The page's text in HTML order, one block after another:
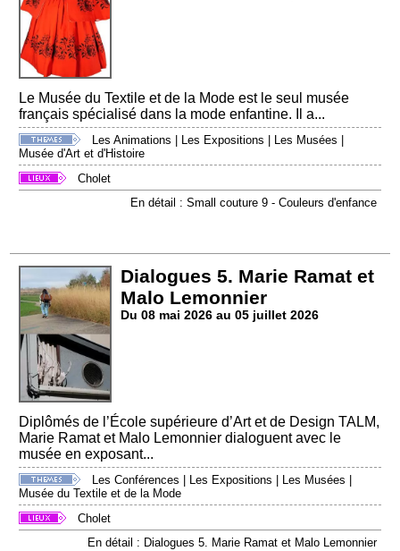
Le Musée du Textile et de la Mode est le seul musée
français spécialisé dans la mode enfantine. Il a...
Les Animations Les Expositions Les Musées
Musée d'Art et d'Histoire
Cholet
En détail : Small couture 9 - Couleurs d'enfance
Dialogues 5. Marie Ramat et
Malo Lemonnier
Du 08 mai 2026 au 05 juillet 2026
Diplômés de l’École supérieure d’Art et de Design TALM,
Marie Ramat et Malo Lemonnier dialoguent avec le
musée en exposant...
Les Conférences Les Expositions Les Musées
Musée du Textile et de la Mode
Cholet
En détail : Dialogues 5. Marie Ramat et Malo Lemonnier